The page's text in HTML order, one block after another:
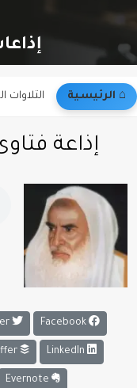
⌂︎ الرئيسية التلاوات
إذاعة
Facebook
Twitter
Buffer